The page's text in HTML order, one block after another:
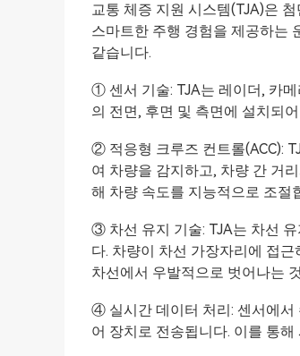
교통 체증 지원 시스템(TJA)은
스마트한 주행 경험을 제공하는
같습니다.
① 센서 기술: TJA는 레이더, 카
의 전면, 후면 및 측면에 설치되
② 적응형 크루즈 컨트롤(ACC):
여 차량을 감지하고, 차량 간 거
해 차량 속도를 지능적으로 조절
③ 차선 유지 기술: TJA는 차선
다. 차량이 차선 가장자리에 접
차선에서 우발적으로 벗어나는
④ 실시간 데이터 처리: 센서에서
어 장치로 전송됩니다. 이를 통